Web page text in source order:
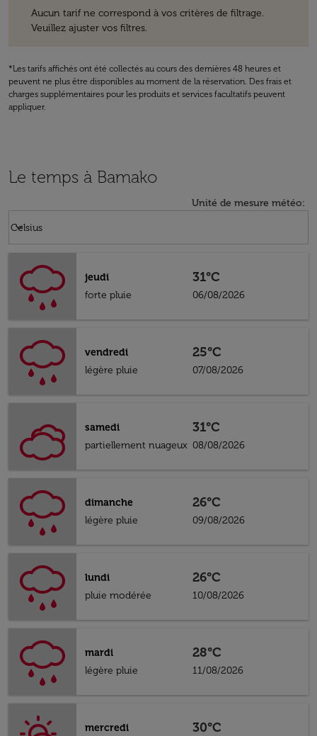
Aucun tarif ne correspond à vos critères de filtrage.
Veuillez ajuster vos filtres.
*Les tarifs affichés ont été collectés au cours des dernières 48 heures et
peuvent ne plus être disponibles au moment de la réservation. Des frais et
charges supplémentaires pour les produits et services facultatifs peuvent
appliquer.
Le temps à Bamako
Unité de mesure météo:
Celsius
keyboard_arrow_down
jeudi
forte pluie
31°C
06/08/2026
vendredi
légère pluie
25°C
07/08/2026
samedi
partiellement nuageux
31°C
08/08/2026
dimanche
légère pluie
26°C
09/08/2026
lundi
pluie modérée
26°C
10/08/2026
mardi
légère pluie
28°C
11/08/2026
mercredi
30°C